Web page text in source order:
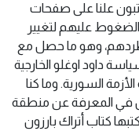
علنا على صفحات
عليهم لتغيير
وهو ما حصل مع
داود اوغلو الخارجية
السورية. وما كنا
في المعرفة عن منطقة
كتاب أتراك بارزون